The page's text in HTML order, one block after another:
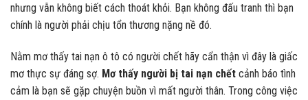
nhưng vẫn không biết cách thoát khỏi. Bạn không đấu tranh thì bạn
chính là người phải chịu tổn thương nặng nề đó.
Nằm mơ thấy tai nạn ô tô có người chết hãy cẩn thận vì đây là giấc
mơ thực sự đáng sợ. Mơ thấy người bị tai nạn chết cảnh báo tình
cảm là bạn sẽ gặp chuyện buồn vì mất người thân. Trong công việc